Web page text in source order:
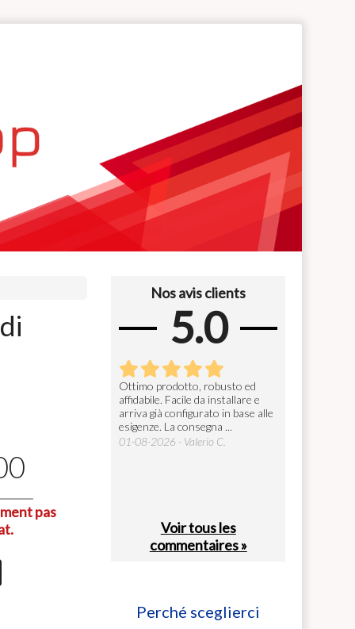
pas
Nos avis clients
5.0
- Alberto B.
Ottimo prodotto, robusto ed
affidabile. Facile da installare e
arriva già configurato in base alle
esigenze. La consegna ...
01-08-2026 - Valerio C.
Voir tous les
commentaires »
Perché sceglierci